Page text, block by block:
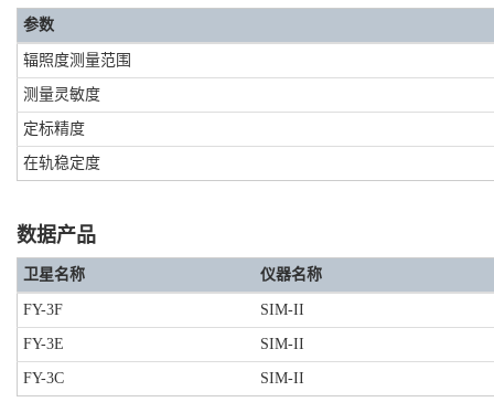
参数
辐照度测量范围
测量灵敏度
定标精度
在轨稳定度
数据产品
卫星名称 仪器名称
FY-3F SIM-II
FY-3E SIM-II
FY-3C SIM-II